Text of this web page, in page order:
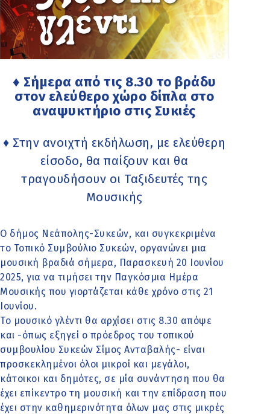
♦ Σήμερα από τις 8.30 το βράδυ
στον ελεύθερο χώρο δίπλα στο
αναψυκτήριο στις Συκιές
♦ Στην ανοιχτή εκδήλωση, με ελεύθερη
είσοδο, θα παίξουν και θα
τραγουδήσουν οι Ταξιδευτές της
Μουσικής
Ο δήμος Νεάπολης-Συκεών, και συγκεκριμένα
το Τοπικό Συμβούλιο Συκεών, οργανώνει μια
μουσική βραδιά σήμερα, Παρασκευή 20 Ιουνίου
2025, για να τιμήσει την Παγκόσμια Ημέρα
Μουσικής που γιορτάζεται κάθε χρόνο στις 21
Ιουνίου.
Το μουσικό γλέντι θα αρχίσει στις 8.30 απόψε
και -όπως εξηγεί ο πρόεδρος του τοπικού
συμβουλίου Συκεών Σίμος Ανταβαλής- είναι
προσκεκλημένοι όλοι μικροί και μεγάλοι,
κάτοικοι και δημότες, σε μία συνάντηση που θα
έχει επίκεντρο τη μουσική και την επίδραση που
έχει στην καθημερινότητα όλων μας στις μικρές